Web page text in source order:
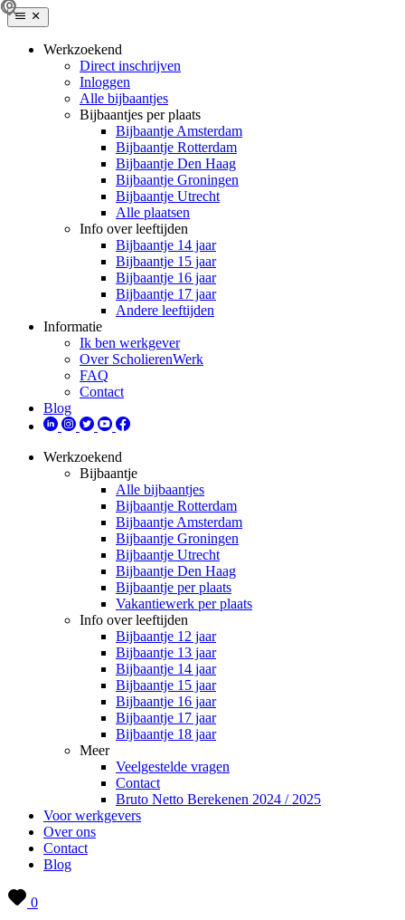
Werkzoekend
Direct inschrijven
Inloggen
Alle bijbaantjes
Bijbaantjes per plaats
Bijbaantje Amsterdam
Bijbaantje Rotterdam
Bijbaantje Den Haag
Bijbaantje Groningen
Bijbaantje Utrecht
Alle plaatsen
Info over leeftijden
Bijbaantje 14 jaar
Bijbaantje 15 jaar
Bijbaantje 16 jaar
Bijbaantje 17 jaar
Andere leeftijden
Informatie
Ik ben werkgever
Over ScholierenWerk
FAQ
Contact
Blog
Werkzoekend
Bijbaantje
Alle bijbaantjes
Bijbaantje Rotterdam
Bijbaantje Amsterdam
Bijbaantje Groningen
Bijbaantje Utrecht
Bijbaantje Den Haag
Bijbaantje per plaats
Vakantiewerk per plaats
Info over leeftijden
Bijbaantje 12 jaar
Bijbaantje 13 jaar
Bijbaantje 14 jaar
Bijbaantje 15 jaar
Bijbaantje 16 jaar
Bijbaantje 17 jaar
Bijbaantje 18 jaar
Meer
Veelgestelde vragen
Contact
Bruto Netto Berekenen 2024 / 2025
Voor werkgevers
Over ons
Contact
Blog
0